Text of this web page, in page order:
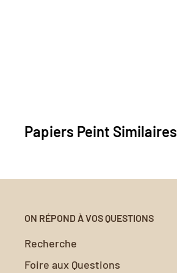
Papiers Peint Similaires
ON RÉPOND À VOS QUESTIONS
Recherche
Foire aux Questions